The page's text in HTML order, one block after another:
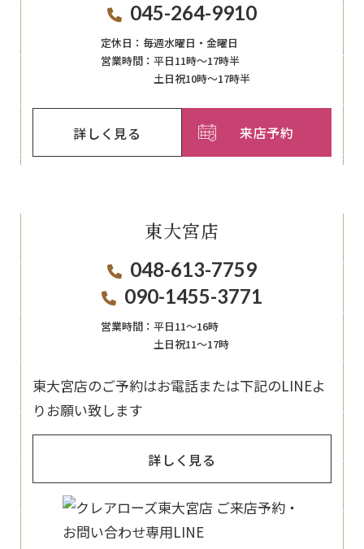
045-264-9910
定休日： 毎週⽔曜⽇‧⾦曜⽇
営業時間： 平日11時～17時半
土日祝10時～17時半
詳しく見る 来店予約
東大宮店
048-613-7759
090-1455-3771
営業時間： 平日11〜16時
土日祝11〜17時
東大宮店のご予約はお電話または下記のLINEよ
りお願い致します
詳しく見る